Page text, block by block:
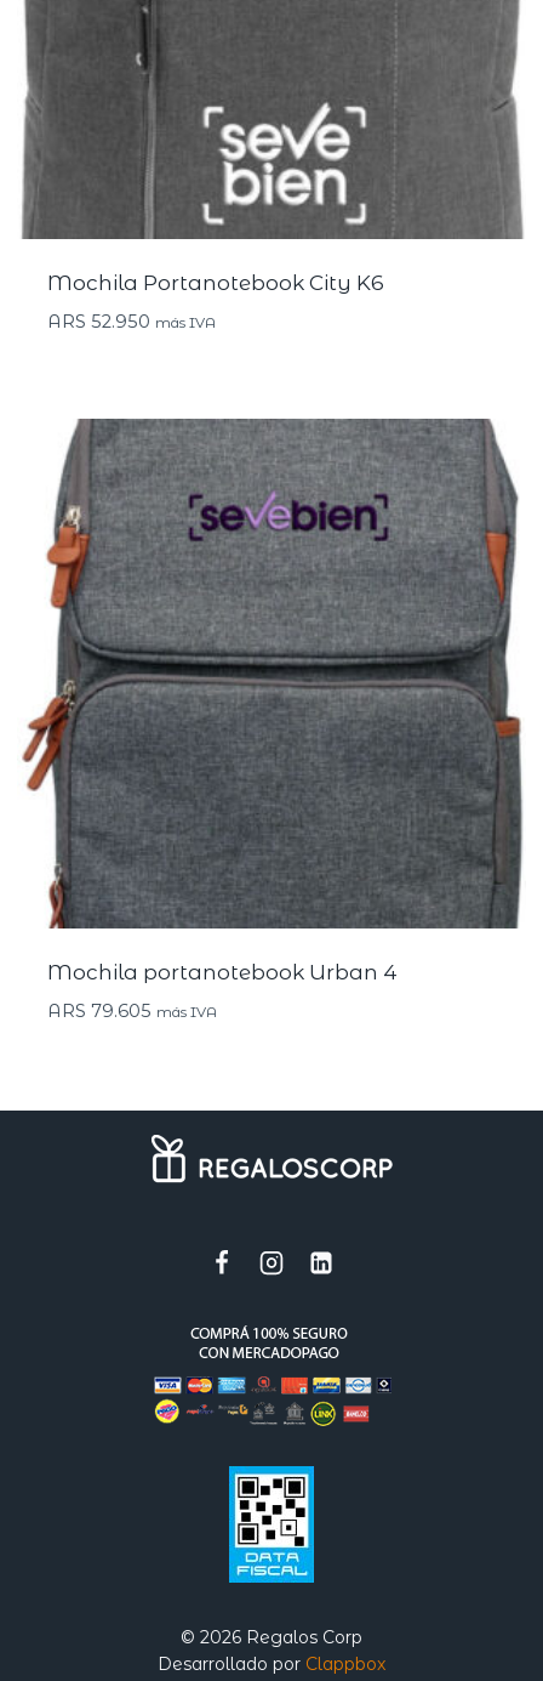
Mochila Portanotebook City K6
ARS 52.950 más IVA
Mochila portanotebook Urban 4
ARS 79.605 más IVA
© 2026 Regalos Corp
Desarrollado por Clappbox